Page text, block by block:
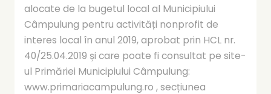
alocate de la bugetul local al Municipiului
Câmpulung pentru activități nonprofit de
interes local în anul 2019, aprobat prin HCL nr.
40/25.04.2019 și care poate fi consultat pe site-
ul Primăriei Municipiului Câmpulung:
www.primariacampulung.ro , secțiunea